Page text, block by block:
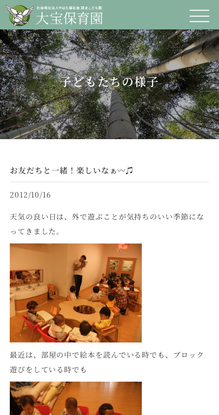
子どもたちの様子
お友だちと一緒！楽しいなぁ〰♫
2012/10/16
天気の良い日は、外で遊ぶことが気持ちのいい季節にな
ってきました。
最近は、部屋の中で絵本を読んでいる時でも、ブロック
遊びをしている時でも